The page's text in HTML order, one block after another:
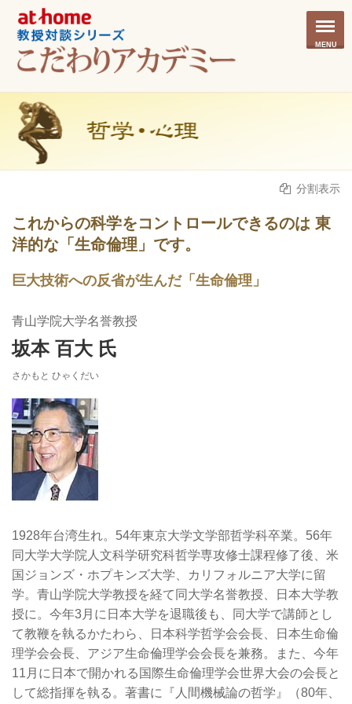
MENU
分割表示
これからの科学をコントロールできるのは 東
洋的な「生命倫理」です。
巨大技術への反省が生んだ「生命倫理」
青山学院大学名誉教授
坂本 百大 氏
さかもと ひゃくだい
1928年台湾生れ。54年東京大学文学部哲学科卒業。56年
同大学大学院人文科学研究科哲学専攻修士課程修了後、米
国ジョンズ・ホプキンズ大学、カリフォルニア大学に留
学。青山学院大学教授を経て同大学名誉教授、日本大学教
授に。今年3月に日本大学を退職後も、同大学で講師とし
て教鞭を執るかたわら、日本科学哲学会会長、日本生命倫
理学会会長、アジア生命倫理学会会長を兼務。また、今年
11月に日本で開かれる国際生命倫理学会世界大会の会長と
して総指揮を執る。著書に『人間機械論の哲学』（80年、